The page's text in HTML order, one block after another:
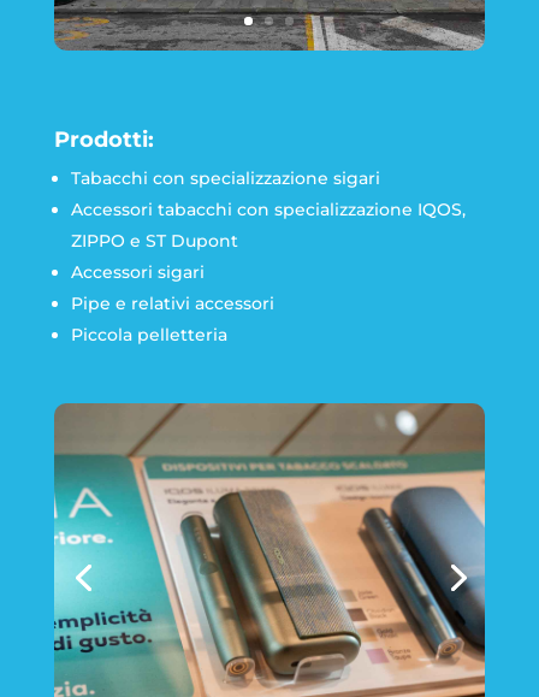
Prodotti:
Tabacchi con specializzazione sigari
Accessori tabacchi con specializzazione IQOS,
ZIPPO e ST Dupont
Accessori sigari
Pipe e relativi accessori
Piccola pelletteria